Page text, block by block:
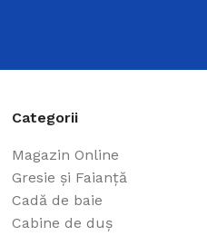
Categorii
Magazin Online
Gresie și Faianță
Cadă de baie
Cabine de duș